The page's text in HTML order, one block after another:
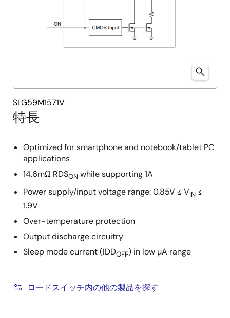
特長
Optimized for smartphone and notebook/tablet PC
applications
14.6mΩ RDSON while supporting 1A
Power supply/input voltage range: 0.85V ≤ VIN ≤
1.9V
Over-temperature protection
Output discharge circuitry
Sleep mode current (IDDOFF) in low µA range
ロードスイッチ内の他の製品を探す
SLG59M1571V